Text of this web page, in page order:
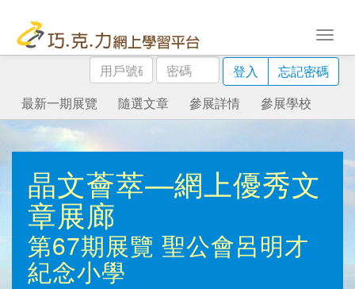
用
戶
號
碼
密
碼
登入
忘記密碼
最新一期展覽
隨選文章 參展詳情 參展學校
晶文薈萃—網上優秀文
章展廊
第67期展覽 聖公會呂明才
紀念小學